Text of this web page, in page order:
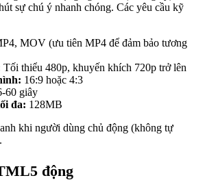
sự chú ý nhanh chóng. Các yêu cầu kỹ
MOV (ưu tiên MP4 để đảm bảo tương
Tối thiểu 480p, khuyến khích 720p trở lên
16:9 hoặc 4:3
60 giây
đa: 128MB
khi người dùng chủ động (không tự
động